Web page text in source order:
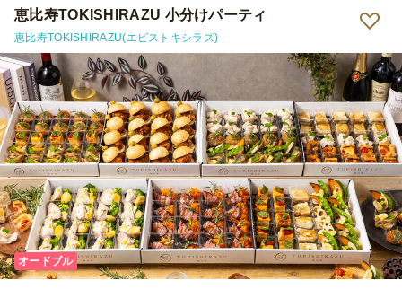
@1,600円のメニュー） 50名近い懇親会で、他にもお寿司屋ピザも頼
んだので、今回シェフコレとしては30名のオーダーだったのですが、
ボリュームが多く、少し余ってしまいました。他のメニューの量とも
調整が必要ですが、もう少し少なめでも良かったと思うくらいでし
た。 （参加者に小学生以下のお子さんがいたことも影響したかもし
れません） 見た目が華やかで、参加者の皆さんにも喜んでいただけ
たので良かったです。 また是非利用させていただきたいと思いま
す。
恵比寿TOKISHIRAZU 小分けパーティ
恵比寿TOKISHIRAZU(エビストキシラズ)
オードブル